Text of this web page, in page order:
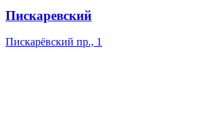
Пискаревский
Пискарёвский пр., 1